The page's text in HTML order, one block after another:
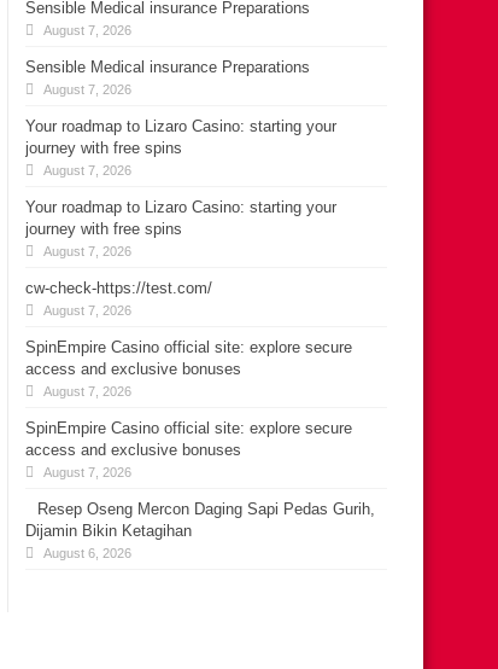
Sensible Medical insurance Preparations
August 7, 2026
Sensible Medical insurance Preparations
August 7, 2026
Your roadmap to Lizaro Casino: starting your
journey with free spins
August 7, 2026
Your roadmap to Lizaro Casino: starting your
journey with free spins
August 7, 2026
cw-check-https://test.com/
August 7, 2026
SpinEmpire Casino official site: explore secure
access and exclusive bonuses
August 7, 2026
SpinEmpire Casino official site: explore secure
access and exclusive bonuses
August 7, 2026
Resep Oseng Mercon Daging Sapi Pedas Gurih,
Dijamin Bikin Ketagihan
August 6, 2026